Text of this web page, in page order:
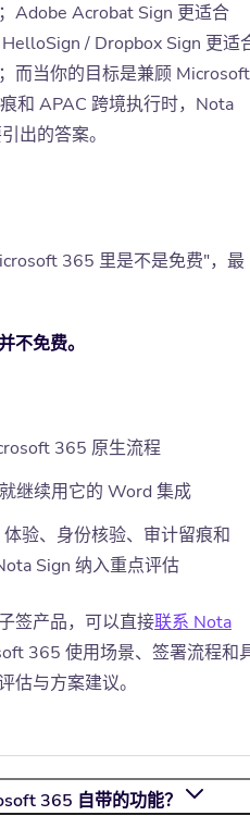
Adobe Acrobat Sign 更适合
/ Dropbox Sign 更适
而当你的目标是兼顾 Microsoft
和 APAC 跨境执行时，Nota
出的答案。
365 里是不是免费"，最
不免费。
365 原生流程
继续用它的 Word 集成
验、身份核验、审计留痕和
Sign 纳入重点评估
签产品，可以直接联系 Nota
365 使用场景、签署流程和
估与方案建议。
365 自带的功能？